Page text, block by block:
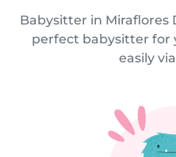
Babysitter in Miraflores
perfect babysitter for
easily